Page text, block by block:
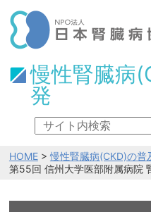
慢性腎臓病
発
HOME>慢性腎臓病(CKD)の普
第55回 信州大学医部附属病院